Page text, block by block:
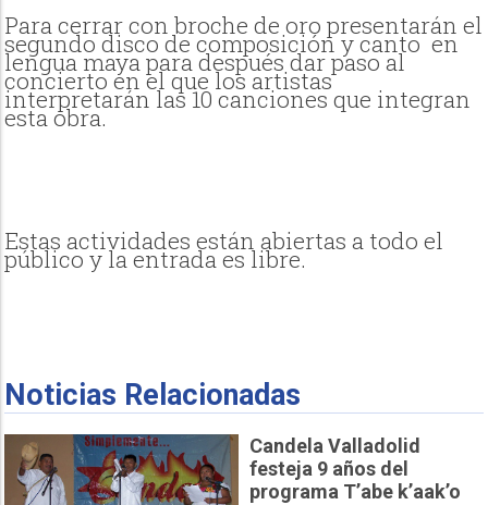
Para cerrar con broche de oro presentarán el
segundo disco de composición y canto en
lengua maya para después dar paso al
concierto en el que los artistas
interpretarán las 10 canciones que integran
esta obra.
Estas actividades están abiertas a todo el
público y la entrada es libre.
Noticias Relacionadas
Candela Valladolid
festeja 9 años del
programa T’abe k’aak’o